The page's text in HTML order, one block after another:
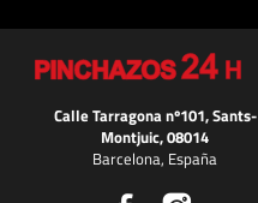
Calle Tarragona nº101, Sants-
Montjuic, 08014
Barcelona, España